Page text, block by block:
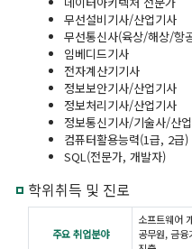
무선설비기사/산업기사
무선통신사(육상/해상/항
임베디드기사
전자계산기기사
정보보안기사/산업기사
정보처리기사/산업기사
정보통신기사/기술사/산
컴퓨터활용능력(1급, 2급)
SQL(전문가, 개발자)
학위취득 및 진로
주요 취업분야
소프트웨어
공무원, 금